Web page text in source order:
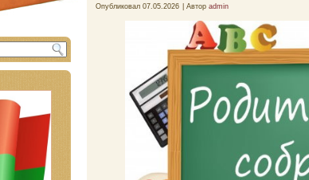
Опубликовал 07.05.2026 Автор admin